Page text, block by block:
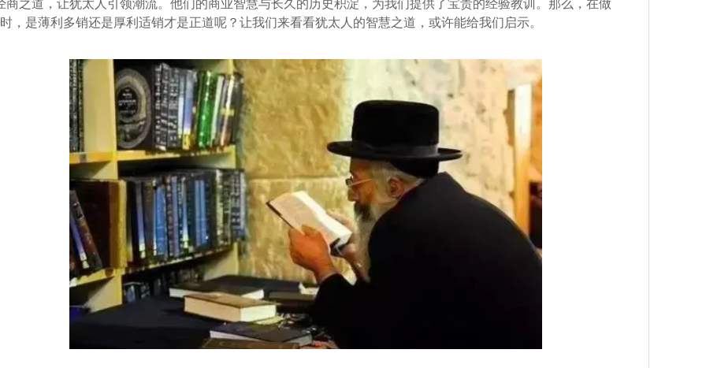
商之道，让犹太人引领潮流。他们的商业智慧与长久的历史积淀，为我们提供了宝贵的经验教训。那么，在做
，是薄利多销还是厚利适销才是正道呢？让我们来看看犹太人的智慧之道，或许能给我们启示。